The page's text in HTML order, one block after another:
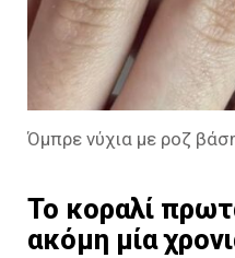
Όμπρε νύχια με ροζ
Το κοραλί
ακόμη μία